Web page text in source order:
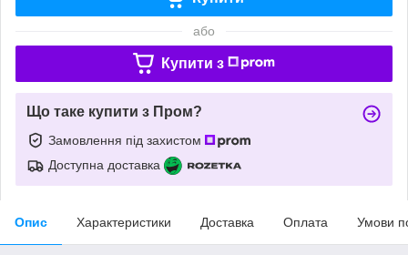
або
Купити з
Що таке купити з Пром?
Замовлення під захистом
Доступна доставка
Опис Характеристики Доставка Оплата Умови